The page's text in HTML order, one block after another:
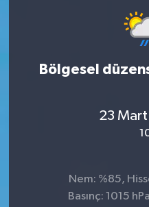
Bölgesel
23
Nem: %85,
Basınç: 1015